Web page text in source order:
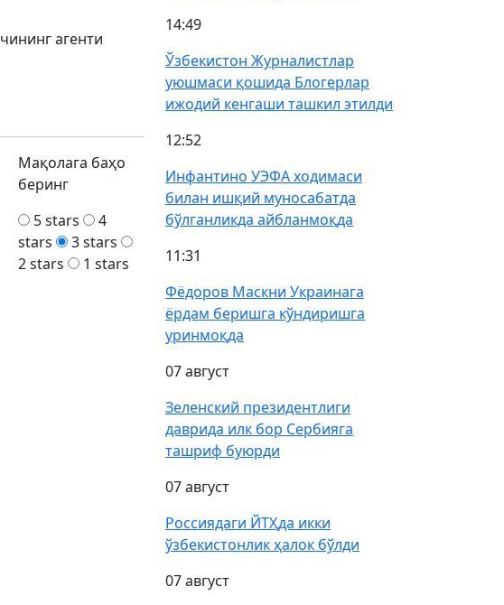
агенти
Мақолага баҳо
беринг
5 stars
4
stars
3 stars
2 stars
1 stars
14:49
Ўзбекистон Журналистлар
уюшмаси қошида Блогерлар
ижодий кенгаши ташкил этилди
12:52
Инфантино УЭФА ходимаси
билан ишқий муносабатда
бўлганликда айбланмоқда
11:31
Фёдоров Маскни Украинага
ёрдам беришга кўндиришга
уринмоқда
07 август
Зеленский президентлиги
даврида илк бор Сербияга
ташриф буюрди
07 август
Россиядаги ЙТҲда икки
ўзбекистонлик ҳалок бўлди
07 август